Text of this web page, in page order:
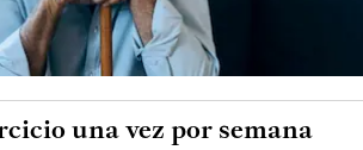
una vez por semana